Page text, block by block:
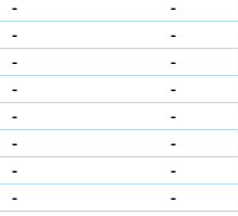
-
-
-
-
-
-
-
-
-
-
-
-
-
-
-
-